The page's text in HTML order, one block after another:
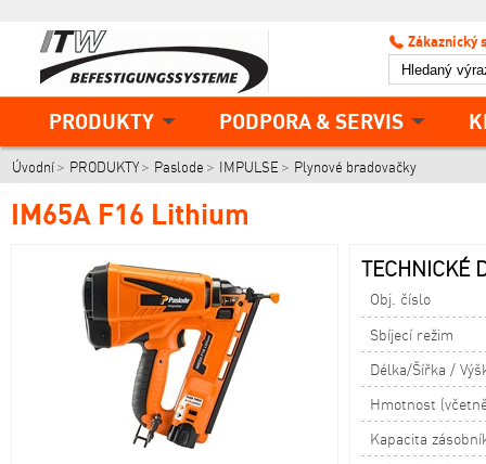
PRODUKTY PODPORA & SERVIS
Zákaznický
Úvodní PRODUKTY Paslode IMPULSE Plynové bradovačky
IM65A F16 Lithium
TECHNICKÉ
Obj. číslo
Sbíjecí režim
Délka/Šířka /
Hmotnost
Kapacita